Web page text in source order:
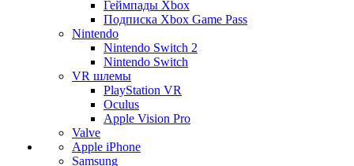
Геймпады Xbox
Подписка Xbox Game Pass
Nintendo
Nintendo Switch 2
Nintendo Switch
VR шлемы
PlayStation VR
Oculus
Apple Vision Pro
Valve
Apple iPhone
Samsung